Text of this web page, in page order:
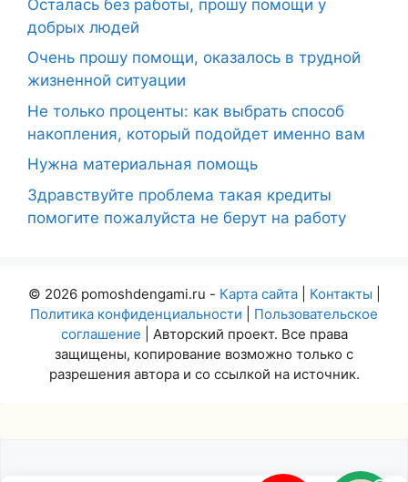
Осталась без работы, прошу помощи у
добрых людей
Очень прошу помощи, оказалось в трудной
жизненной ситуации
Не только проценты: как выбрать способ
накопления, который подойдет именно вам
Нужна материальная помощь
Здравствуйте проблема такая кредиты
помогите пожалуйста не берут на работу
© 2026 pomoshdengami.ru - Карта сайта| Контакты
Политика конфиденциальности
Пользовательское
соглашение | Авторский проект. Все права
защищены, копирование возможно только с
разрешения автора и со ссылкой на источник.